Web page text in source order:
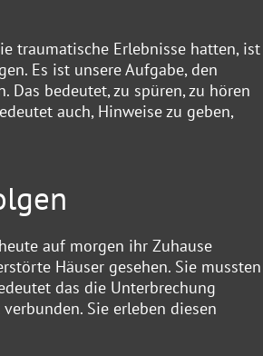
traumatische Erlebnisse hatten, ist
Es ist unsere Aufgabe, den
bedeutet, zu spüren, zu hören
auch, Hinweise zu geben,
auf morgen ihr Zuhause
Häuser gesehen. Sie mussten
das die Unterbrechung
Sie erleben diesen